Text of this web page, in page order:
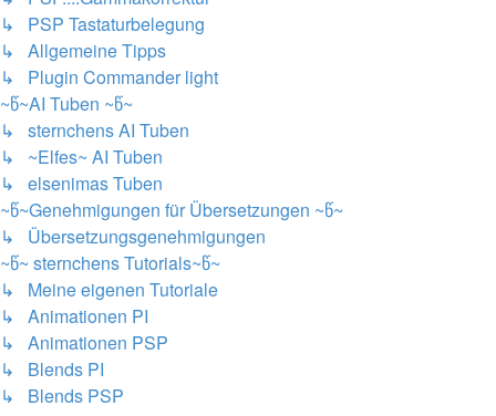
↳ PSP Tastaturbelegung
↳ Allgemeine Tipps
↳ Plugin Commander light
~წ~AI Tuben ~წ~
↳ sternchens AI Tuben
↳ ~Elfes~ AI Tuben
↳ elsenimas Tuben
~წ~Genehmigungen für Übersetzungen ~წ~
↳ Übersetzungsgenehmigungen
~წ~ sternchens Tutorials~წ~
↳ Meine eigenen Tutoriale
↳ Animationen PI
↳ Animationen PSP
↳ Blends PI
↳ Blends PSP